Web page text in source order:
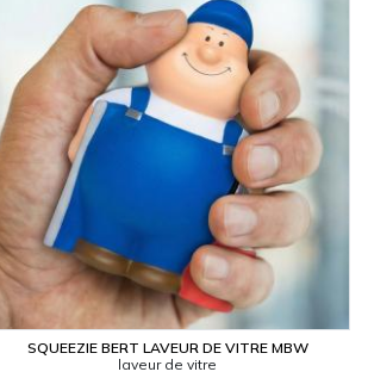
SQUEEZIE BERT LAVEUR DE VITRE MBW
laveur de vitre